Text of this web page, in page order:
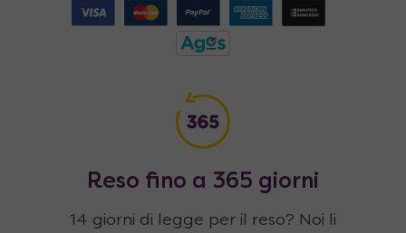
Reso fino a 365 giorni
14 giorni di legge per il reso? Noi li